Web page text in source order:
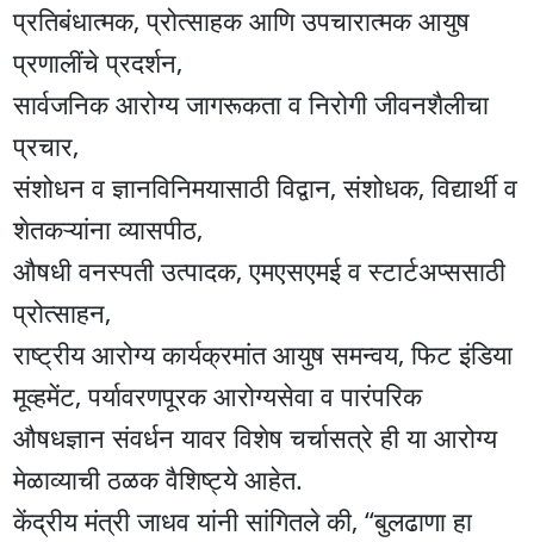
प्रतिबंधात्मक, प्रोत्साहक आणि उपचारात्मक आयुष
प्रणालींचे प्रदर्शन,
सार्वजनिक आरोग्य जागरूकता व निरोगी जीवनशैलीचा
प्रचार,
संशोधन व ज्ञानविनिमयासाठी विद्वान, संशोधक, विद्यार्थी व
शेतकऱ्यांना व्यासपीठ,
औषधी वनस्पती उत्पादक, एमएसएमई व स्टार्टअप्ससाठी
प्रोत्साहन,
राष्ट्रीय आरोग्य कार्यक्रमांत आयुष समन्वय, फिट इंडिया
मूव्हमेंट, पर्यावरणपूरक आरोग्यसेवा व पारंपरिक
औषधज्ञान संवर्धन यावर विशेष चर्चासत्रे ही या आरोग्य
मेळाव्याची ठळक वैशिष्ट्ये आहेत.
केंद्रीय मंत्री जाधव यांनी सांगितले की, “बुलढाणा हा